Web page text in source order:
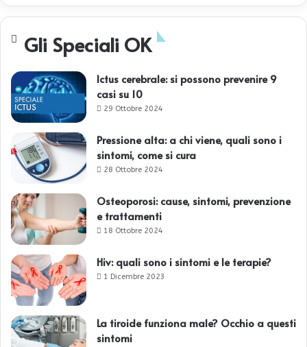
Gli Speciali OK
Ictus cerebrale: si possono prevenire 9
casi su 10
29 Ottobre 2024
Pressione alta: a chi viene, quali sono i
sintomi, come si cura
28 Ottobre 2024
Osteoporosi: cause, sintomi, prevenzione
e trattamenti
18 Ottobre 2024
Hiv: quali sono i sintomi e le terapie?
1 Dicembre 2023
La tiroide funziona male? Occhio a questi
sintomi